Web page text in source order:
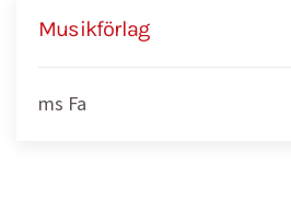
Musikförlag
ms Fa